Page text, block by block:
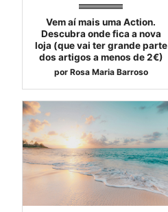
Vem aí mais uma Action.
Descubra onde fica a nova
loja (que vai ter grande parte
dos artigos a menos de 2€)
por Rosa Maria Barroso